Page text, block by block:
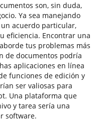
son, sin duda,
Ya sea manejando
acuerdo particular,
eficiencia. Encontrar una
tus problemas más
de documentos podría
aplicaciones en línea
funciones de edición y
ser valiosas para
Una plataforma que
y tarea sería una
software.